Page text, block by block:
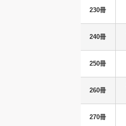
230冊
240冊
250冊
260冊
270冊